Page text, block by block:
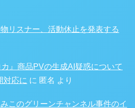
リスナー、活動休止を発表する
』商品PVの生成AI疑惑について
対応に に 匿名 より
このグリーンチャンネル事件のイ